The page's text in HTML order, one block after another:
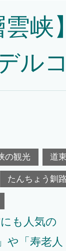
雲
ル
の観光 道
たんちょう釧
も人気の
や「寿老人